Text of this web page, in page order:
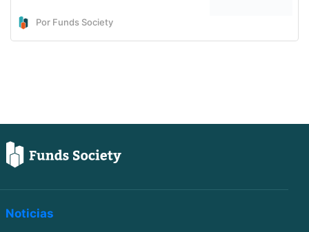
Por Funds Society
Noticias